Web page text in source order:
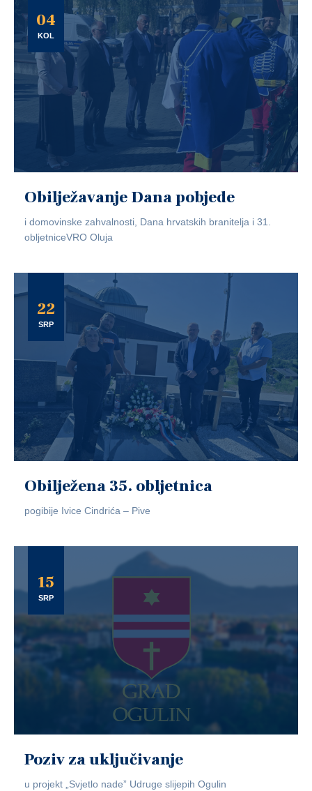
04
KOL
Obilježavanje Dana pobjede
i domovinske zahvalnosti, Dana hrvatskih branitelja i 31.
obljetniceVRO Oluja
22
SRP
Obilježena 35. obljetnica
pogibije Ivice Cindrića – Pive
15
SRP
Poziv za uključivanje
u projekt „Svjetlo nade” Udruge slijepih Ogulin